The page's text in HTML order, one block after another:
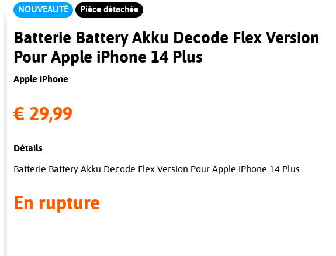
NOUVEAUTÉ Pièce détachée
Batterie Battery Akku Decode Flex Version
Pour Apple iPhone 14 Plus
Apple iPhone
€ 29,99
Détails
Batterie Battery Akku Decode Flex Version Pour Apple iPhone 14 Plus
En rupture